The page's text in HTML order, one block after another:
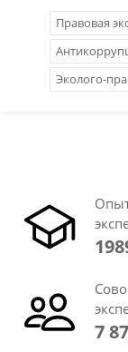
Правовая
Эколого-
7